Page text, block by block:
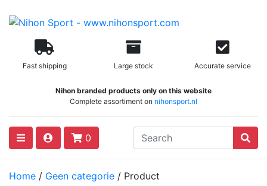
Fast shipping Large stock Accurate service
Nihon branded products only on this website
Complete assortiment on nihonsport.nl
0
Home / Geen categorie / Product